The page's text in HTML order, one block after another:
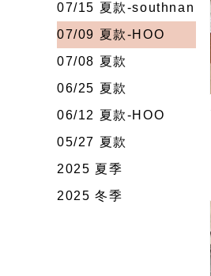
07/15 夏款-southnan
07/09 夏款-HOO
07/08 夏款
06/25 夏款
06/12 夏款-HOO
05/27 夏款
2025 夏季
2025 冬季